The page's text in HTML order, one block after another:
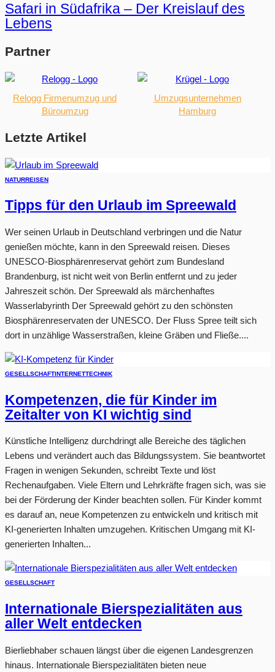
Safari in Südafrika – Der Kreislauf des
Lebens
Partner
Relogg Firmenumzug und
Büroumzug
Umzugsunternehmen
Hamburg
Letzte Artikel
NATURREISEN
Tipps für den Urlaub im Spreewald
Wer seinen Urlaub in Deutschland verbringen und die Natur
genießen möchte, kann in den Spreewald reisen. Dieses
UNESCO-Biosphärenreservat gehört zum Bundesland
Brandenburg, ist nicht weit von Berlin entfernt und zu jeder
Jahreszeit schön. Der Spreewald als märchenhaftes
Wasserlabyrinth Der Spreewald gehört zu den schönsten
Biosphärenreservaten der UNESCO. Der Fluss Spree teilt sich
dort in unzählige Wasserstraßen, kleine Gräben und Fließe....
GESELLSCHAFTINTERNETTECHNIK
Kompetenzen, die für Kinder im
Zeitalter von KI wichtig sind
Künstliche Intelligenz durchdringt alle Bereiche des täglichen
Lebens und verändert auch das Bildungssystem. Sie beantwortet
Fragen in wenigen Sekunden, schreibt Texte und löst
Rechenaufgaben. Viele Eltern und Lehrkräfte fragen sich, was sie
bei der Förderung der Kinder beachten sollen. Für Kinder kommt
es darauf an, neue Kompetenzen zu entwickeln und kritisch mit
KI-generierten Inhalten umzugehen. Kritischen Umgang mit KI-
generierten Inhalten...
GESELLSCHAFT
Internationale Bierspezialitäten aus
aller Welt entdecken
Bierliebhaber schauen längst über die eigenen Landesgrenzen
hinaus. Internationale Bierspezialitäten bieten neue